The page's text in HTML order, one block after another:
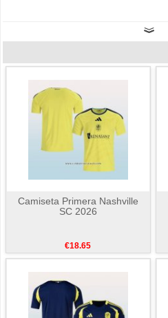
Camiseta Primera Nashville
SC 2026
€18.65